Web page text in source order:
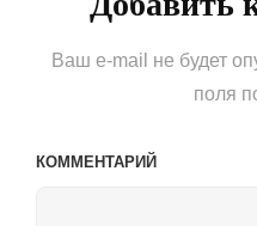
Ваш e-mail не будет
поля
КОММЕНТАРИЙ